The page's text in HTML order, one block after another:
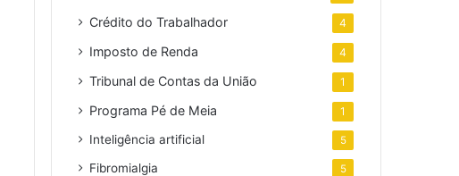
Crédito do Trabalhador 4
Imposto de Renda 4
Tribunal de Contas da União 1
Programa Pé de Meia 1
Inteligência artificial 5
Fibromialgia 5